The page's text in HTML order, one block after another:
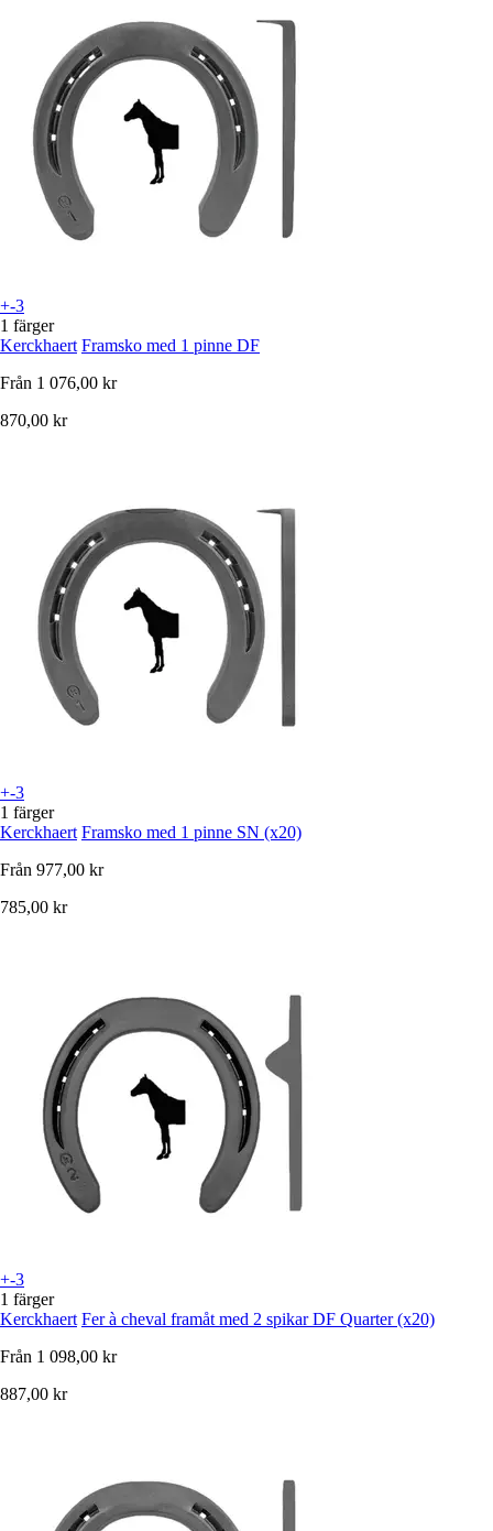
+-3
1 färger
Kerckhaert Framsko med 1 pinne DF
Från 1 076,00 kr
870,00 kr
+-3
1 färger
Kerckhaert Framsko med 1 pinne SN (x20)
Från 977,00 kr
785,00 kr
+-3
1 färger
Kerckhaert Fer à cheval framåt med 2 spikar DF Quarter (x20)
Från 1 098,00 kr
887,00 kr